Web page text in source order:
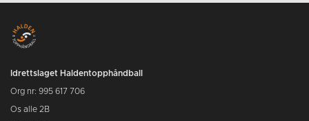
Idrettslaget Haldentopphåndball
Org nr: 995 617 706
Os alle 2B